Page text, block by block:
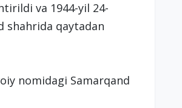
va 1944-yil 24-
shahrida qaytadan
nomidagi Samarqand